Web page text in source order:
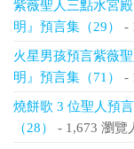
紫薇聖人三點水宮
明』預言集（29）
-
火星男孩預言紫薇
明』預言集（71）
-
燒餅歌 3 位聖人預
（28）
- 1,673 瀏覽